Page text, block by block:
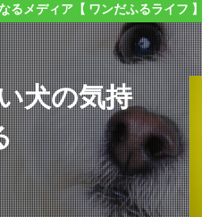
だふるライフ 】
犬の気持